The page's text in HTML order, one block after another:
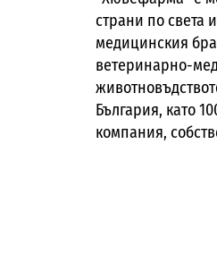
страни по света
медицинския
ветеринарно-
България, като
компания,